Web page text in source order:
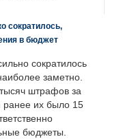
сократилось,
в бюджет
сократилось
заметно.
штрафов за
ранее их было 15
бюджеты.